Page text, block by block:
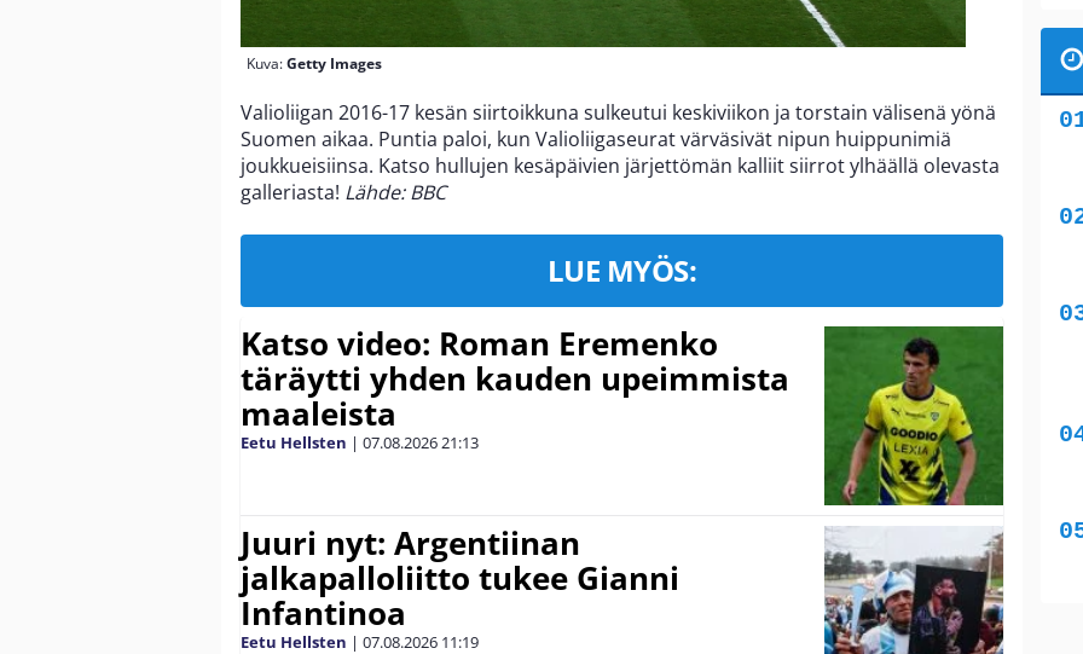
Kuva:Getty Images
Valioliigan 2016-17 kesän siirtoikkuna sulkeutui keskiviikon ja torstain välisenä yönä
Suomen aikaa. Puntia paloi, kun Valioliigaseurat värväsivät nipun huippunimiä
joukkueisiinsa. Katso hullujen kesäpäivien järjettömän kalliit siirrot ylhäällä olevasta
galleriasta! Lähde: BBC
LUE MYÖS:
Katso video: Roman Eremenko
täräytti yhden kauden upeimmista
maaleista
Eetu Hellsten | 07.08.202621:13
Juuri nyt: Argentiinan
jalkapalloliitto tukee Gianni
Infantinoa
Eetu Hellsten | 07.08.2026 11:19